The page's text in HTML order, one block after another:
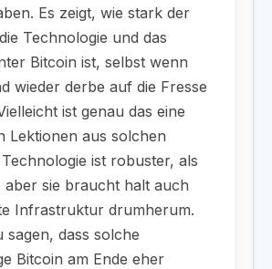
Es zeigt, wie stark der
Technologie und das
Bitcoin ist, selbst wenn
wieder derbe auf die Fresse
ist genau das eine
Lektionen aus solchen
ist robuster, als
aber sie braucht halt auch
Infrastruktur drumherum.
sagen, dass solche
Bitcoin am Ende eher